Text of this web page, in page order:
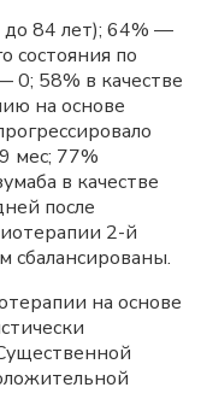
84 лет); 64% —
состояния по
0; 58% в качестве
на основе
мес; 77%
в качестве
после
2-й
сбалансированы.
на основе